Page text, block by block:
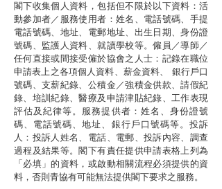
閣下收集個人資料，包括但不限於以下資料：活
動參加者／服務使用者：姓名、電話號碼、手提
電話號碼、地址、電郵地址、出生日期、身份證
號碼、監護人資料、就讀學校等。僱員／導師／
任何直接或間接受僱於協會之人士：記錄在職位
申請表上之各項個人資料、薪金資料、 銀行戶口
號碼、支薪紀錄、公積金／強積金供款、請假紀
錄、培訓紀錄、醫療及申請津貼紀錄、工作表現
評估及紀律等。 服務提供者：姓名、身份證號
碼、電話號碼、地址、銀行戶口號碼等。投訴
人：投訴人姓名、電話、電郵、投訴內容、調查
過程及結果等。 閣下有責任提供申請表格上列為
「必填」的資料，或啟動相關流程必須提供的資
料，否則青協有可能無法提供閣下要求之服務。